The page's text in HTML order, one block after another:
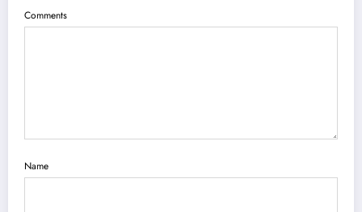
Comments
Name